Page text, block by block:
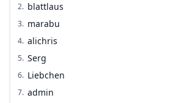
2. blattlaus
3. marabu
4. alichris
5. Serg
6. Liebchen
7. admin